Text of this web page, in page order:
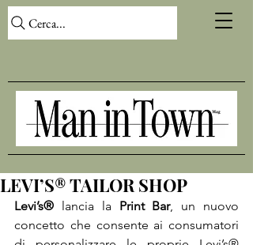
Cerca...
LEVI’S® TAILOR SHOP
Levi’s® lancia la Print Bar, un nuovo
concetto che consente ai consumatori